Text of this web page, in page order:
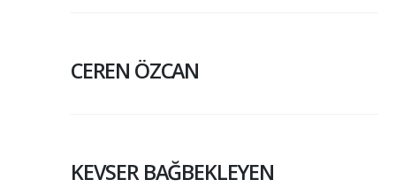
CEREN ÖZCAN
KEVSER BAĞBEKLEYEN